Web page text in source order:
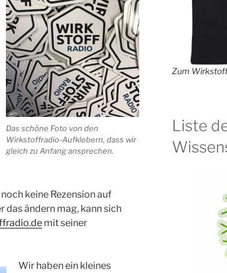
Das schöne Foto von den
Wirkstoffradio-Aufklebern, dass wir
gleich zu Anfang ansprechen.
keine Rezension auf
das ändern mag, kann sich
mit seiner
Wir haben ein kleines
Zum
Liste